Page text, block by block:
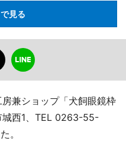
見る
兼ショップ「犬飼眼鏡枠
城西1、TEL 0263-55-
。